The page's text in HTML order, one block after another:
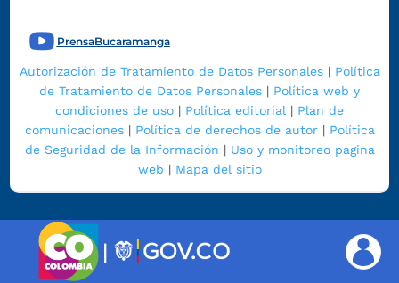
PrensaBucaramanga
Autorización de Tratamiento de Datos Personales| Política
de Tratamiento de Datos Personales | Política web y
condiciones de uso | Política editorial | Plan de
comunicaciones| Política de derechos de autor| Política
de Seguridad de la Información | Uso y monitoreo pagina
web | Mapa del sitio
|